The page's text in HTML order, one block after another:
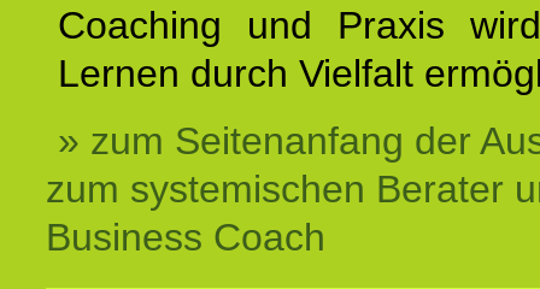
Coaching und Praxis
Lernen durch Vielfalt
» zum Seitenanfang der
zum systemischen Berater
Business Coach